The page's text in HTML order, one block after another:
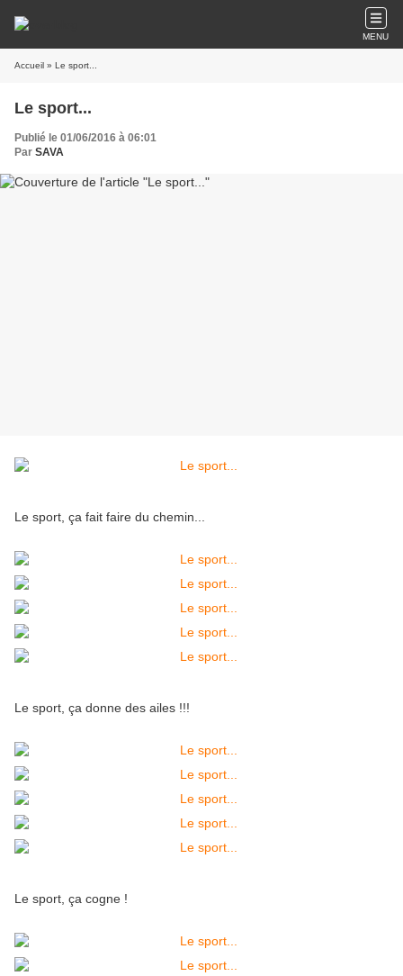
MENU
Accueil » Le sport...
Le sport...
Publié le 01/06/2016 à 06:01
Par SAVA
Le sport, ça fait faire du chemin...
Le sport, ça donne des ailes !!!
Le sport, ça cogne !